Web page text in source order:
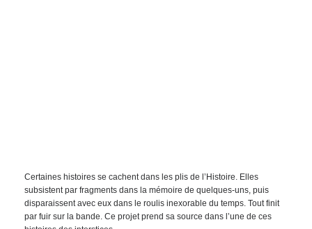
Certaines histoires se cachent dans les plis de l’Histoire. Elles
subsistent par fragments dans la mémoire de quelques-uns, puis
disparaissent avec eux dans le roulis inexorable du temps. Tout finit
par fuir sur la bande. Ce projet prend sa source dans l’une de ces